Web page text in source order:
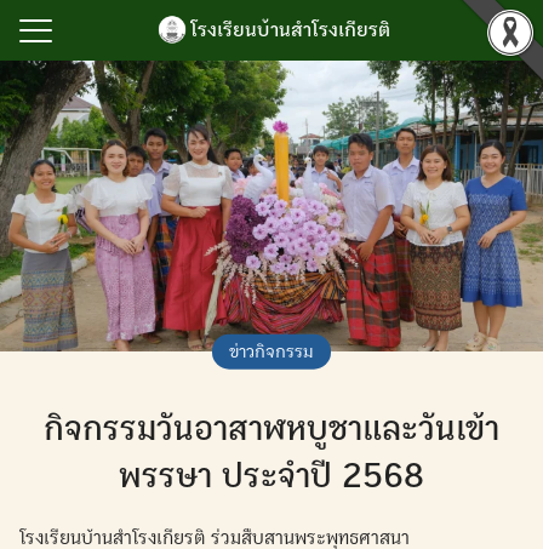
content
โรงเรียนบ้านสำโรงเกียรติ
รงเกียรติ
กียรติยศ
กรรม
นับสนุนการบริหาร
รสนเทศ
Search
for:
ข่าวกิจกรรม
กิจกรรมวันอาสาฬหบูชาและวันเข้า
พรรษา ประจำปี 2568
โรงเรียนบ้านสำโรงเกียรติ ร่วมสืบสานพระพุทธศาสนา